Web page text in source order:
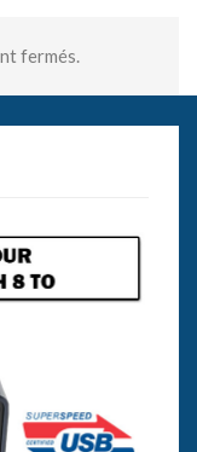
fermés.